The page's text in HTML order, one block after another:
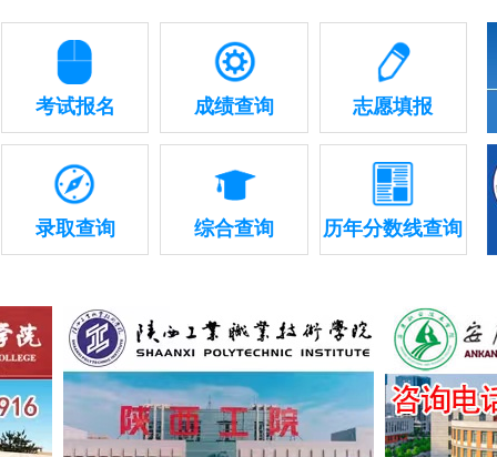
考试报名 成绩查询 志愿填报
录取查询 综合查询 历年分数线查询